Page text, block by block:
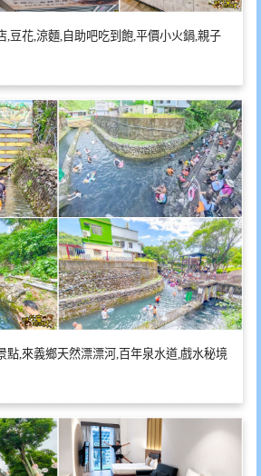
,豆花,涼麵,自助吧吃到飽,平價小火鍋,親子
點,來義鄉天然漂漂河,百年泉水道,戲水秘境